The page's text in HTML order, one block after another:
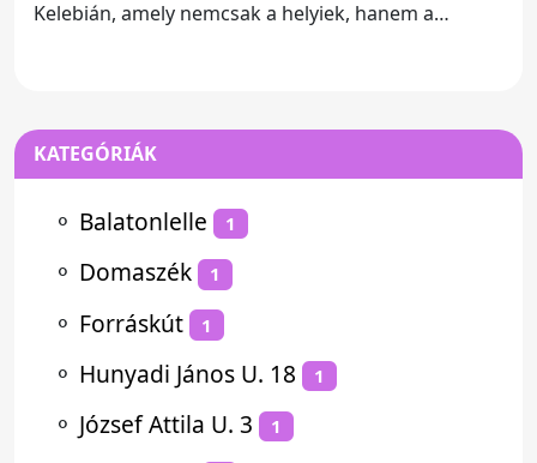
Kelebián, amely nemcsak a helyiek, hanem a
KATEGÓRIÁK
⚬ Balatonlelle 1
⚬ Domaszék 1
⚬ Forráskút 1
⚬ Hunyadi János U. 18 1
⚬ József Attila U. 3 1